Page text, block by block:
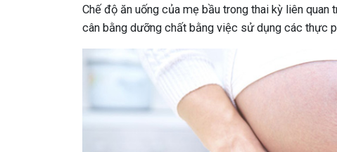
Chế độ ăn uống của mẹ bầu trong thai kỳ liên
cân bằng dưỡng chất bằng việc sử dụng các thực